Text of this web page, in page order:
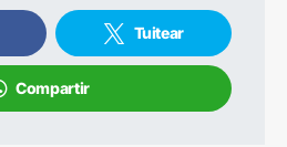
Tuitear
Compartir